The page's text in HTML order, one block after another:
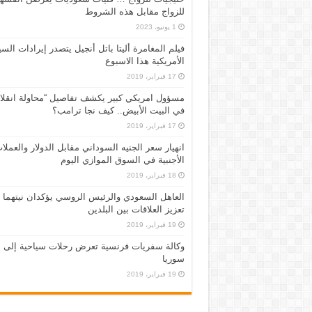
للزواج مقابل هذه الشروط
1 يونيو، 2023
فيلم المغامرة أليتا‭ ‬باتل أنجيل يتصدر إيرادات
الأمريكية هذا الاسبوع
17 فبراير، 2019
مسؤول امريكي كبير يكشف تفاصيل “محاولة
في البيت الأبيض.. كيف نجا ترامب؟
17 فبراير، 2019
انهيار سعر الجنيه السوداني مقابل الدولار
الأجنبية في السوق الموازي اليوم
18 فبراير، 2019
العاهل السعودي والرئيس الروسي يؤكدان نيتهما
تعزيز العلاقات بين البلدين
19 فبراير، 2019
وكالة سفريات فرنسية تعرض رحلات سياحية إلى
سوريا
19 فبراير، 2019